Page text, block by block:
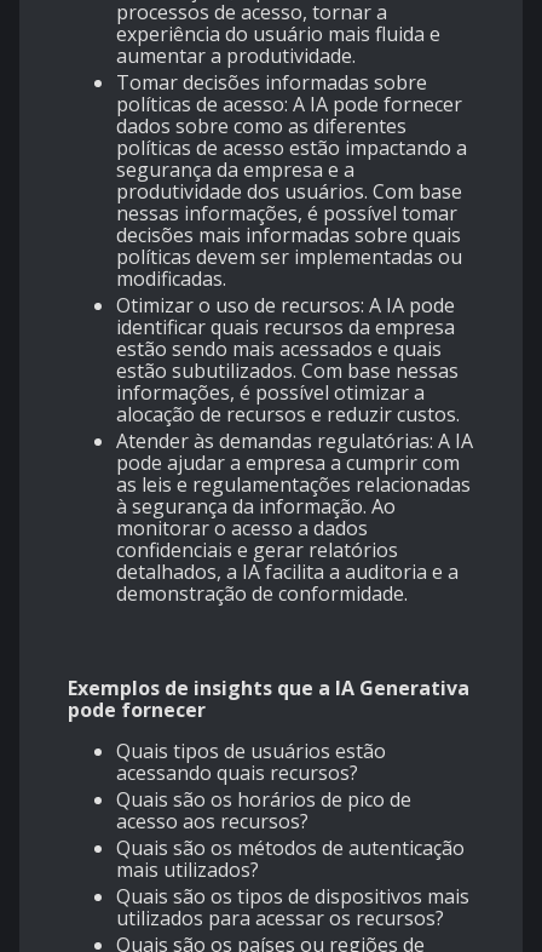
processos de acesso, tornar a
experiência do usuário mais fluida e
aumentar a produtividade.
Tomar decisões informadas sobre
políticas de acesso: A IA pode fornecer
dados sobre como as diferentes
políticas de acesso estão impactando a
segurança da empresa e a
produtividade dos usuários. Com base
nessas informações, é possível tomar
decisões mais informadas sobre quais
políticas devem ser implementadas ou
modificadas.
Otimizar o uso de recursos: A IA pode
identificar quais recursos da empresa
estão sendo mais acessados e quais
estão subutilizados. Com base nessas
informações, é possível otimizar a
alocação de recursos e reduzir custos.
Atender às demandas regulatórias: A IA
pode ajudar a empresa a cumprir com
as leis e regulamentações relacionadas
à segurança da informação. Ao
monitorar o acesso a dados
confidenciais e gerar relatórios
detalhados, a IA facilita a auditoria e a
demonstração de conformidade.
Exemplos de insights que a IA Generativa
pode fornecer
Quais tipos de usuários estão
acessando quais recursos?
Quais são os horários de pico de
acesso aos recursos?
Quais são os métodos de autenticação
mais utilizados?
Quais são os tipos de dispositivos mais
utilizados para acessar os recursos?
Quais são os países ou regiões de